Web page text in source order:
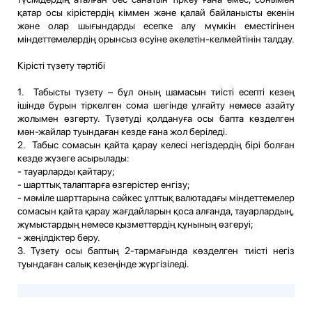
қатар осы кірістердің кіммен және қалай байланысты екенін
және олар шығындарды есепке алу мүмкін еместігінен
міндеттемелердің орынсыз өсуіне әкелетін-келмейтінін талдау.
Кірісті түзету тәртібі
1. Табысты түзету – бұл оның шамасын тиісті есепті кезең
ішінде бұрын тіркелген сома шегінде ұлғайту немесе азайту
жолымен өзгерту. Түзетуді қолдануға осы бапта көзделген
мән-жайлар туындаған кезде ғана жол беріледі.
2. Табыс сомасын қайта қарау келесі негіздердің бірі болған
кезде жүзеге асырылады:
- тауарларды қайтару;
- шарттық талаптарға өзгерістер енгізу;
- мәміле шарттарына сәйкес ұлттық валютадағы міндеттемелер
сомасын қайта қарау жағдайларын қоса алғанда, тауарлардың,
жұмыстардың немесе қызметтердің құнының өзгеруі;
- жеңілдіктер беру.
3. Түзету осы баптың 2-тармағында көзделген тиісті негіз
туындаған салық кезеңінде жүргізіледі.